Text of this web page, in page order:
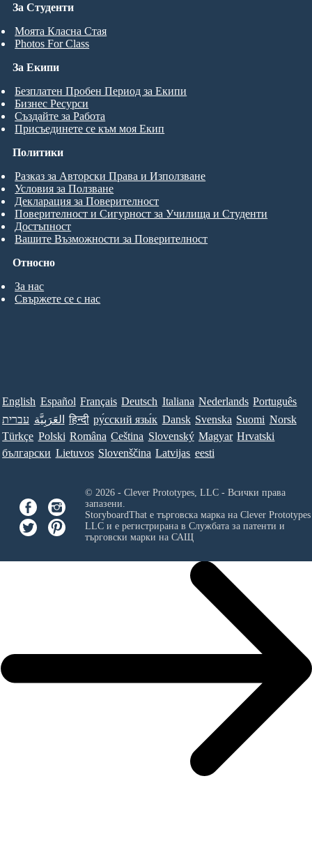
За Студенти
Моята Класна Стая
Photos For Class
За Екипи
Безплатен Пробен Период за Екипи
Бизнес Ресурси
Създайте за Работа
Присъединете се към моя Екип
Относно
За нас
Свържете се с нас
Политики
Разказ за Авторски Права и Използване
Условия за Ползване
Декларация за Поверителност
Поверителност и Сигурност за Училища и Студенти
Достъпност
Вашите Възможности за Поверителност
English Español Français Deutsch Italiana Nederlands Português
עברית العَرَبِيَّة हिन्दी ру́сский язы́к Dansk Svenska Suomi Norsk
Türkçe Polski Româna Ceština Slovenský Magyar Hrvatski
български Lietuvos Slovenščina Latvijas eesti
© 2026 - Clever Prototypes, LLC - Всички права
запазени.
StoryboardThat е търговска марка на Clever
LLCи е регистрирана в Службата за патенти и
търговски марки на САЩ